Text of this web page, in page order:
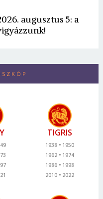
augusztus 5: a
TIGRIS
1938
1950
1962
1974
1986
1998
2010
2022